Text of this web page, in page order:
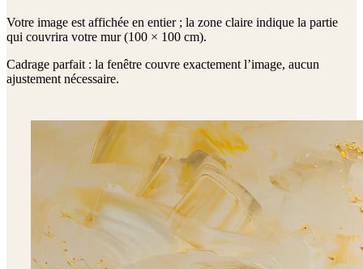
Votre image est affichée en entier ; la zone claire indique la partie
qui couvrira votre mur (100 × 100 cm).
Cadrage parfait : la fenêtre couvre exactement l’image, aucun
ajustement nécessaire.